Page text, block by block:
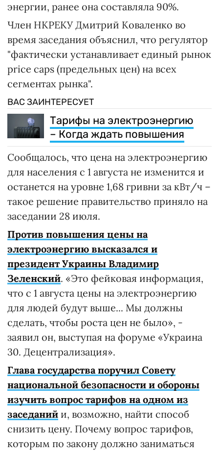
энергии, ранее она составляла 90%.
Член НКРЕКУ Дмитрий Коваленко во
время заседания объяснил, что регулятор
"фактически устанавливает единый рынок
price caps (предельных цен) на всех
сегментах рынка".
ВАС ЗАИНТЕРЕСУЕТ
Тарифы на электроэнергию
– Когда ждать повышения
Сообщалось, что цена на электроэнергию
для населения с 1 августа не изменится и
останется на уровне 1,68 гривни за кВт/ч –
такое решение правительство приняло на
заседании 28 июля.
Против повышения цены на
электроэнергию высказался и
президент Украины Владимир
Зеленский. «Это фейковая информация,
что с 1 августа цены на электроэнергию
для людей будут выше... Мы должны
сделать, чтобы роста цен не было», -
заявил он, выступая на форуме «Украина
30. Децентрализация».
Глава государства поручил Совету
национальной безопасности и обороны
изучить вопрос тарифов на одном из
заседаний и, возможно, найти способ
снизить цену. Почему вопрос тарифов,
которым по закону должно заниматься